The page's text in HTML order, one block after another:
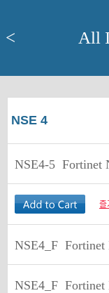
< All
NSE 4
NSE4-5 Fortinet
즐
NSE4_F Fortinet
NSE4_F Fortinet